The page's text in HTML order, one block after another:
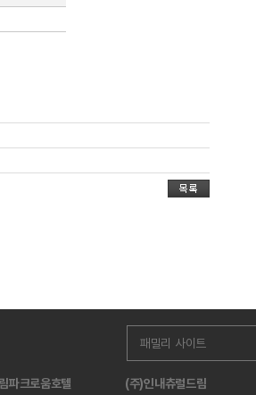
파크로움호텔 (주)인내츄럴드림